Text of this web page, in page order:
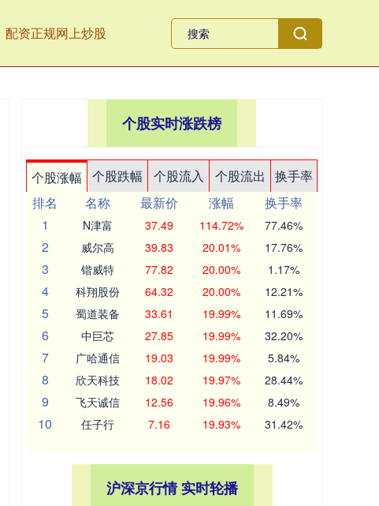
配资正规网上炒股
个股实时涨跌榜
个股涨幅 个股跌幅 个股流入 个股流出
换手率
排名
名称 最新价 涨幅
换手率
1
N津富 37.49 114.72% 77.46%
2 威尔高 39.83 20.01% 17.76%
3 锴威特 77.82 20.00% 1.17%
4 科翔股份 64.32 20.00% 12.21%
5 蜀道装备 33.61 19.99% 11.69%
6 中巨芯 27.85 19.99% 32.20%
7 广哈通信 19.03 19.99% 5.84%
8 欣天科技 18.02 19.97% 28.44%
9 飞天诚信 12.56 19.96% 8.49%
10 任子行 7.16 19.93% 31.42%
沪深京行情 实时轮播